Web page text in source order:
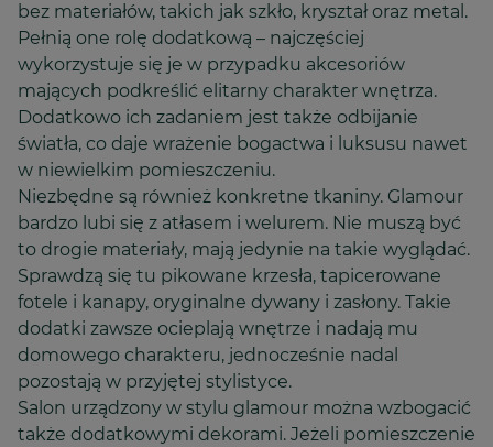
bez materiałów, takich jak szkło, kryształ oraz metal.
Pełnią one rolę dodatkową – najczęściej
wykorzystuje się je w przypadku akcesoriów
mających podkreślić elitarny charakter wnętrza.
Dodatkowo ich zadaniem jest także odbijanie
światła, co daje wrażenie bogactwa i luksusu nawet
w niewielkim pomieszczeniu.
Niezbędne są również konkretne tkaniny. Glamour
bardzo lubi się z atłasem i welurem. Nie muszą być
to drogie materiały, mają jedynie na takie wyglądać.
Sprawdzą się tu pikowane krzesła, tapicerowane
fotele i kanapy, oryginalne dywany i zasłony. Takie
dodatki zawsze ocieplają wnętrze i nadają mu
domowego charakteru, jednocześnie nadal
pozostają w przyjętej stylistyce.
Salon urządzony w stylu glamour można wzbogacić
także dodatkowymi dekorami. Jeżeli pomieszczenie